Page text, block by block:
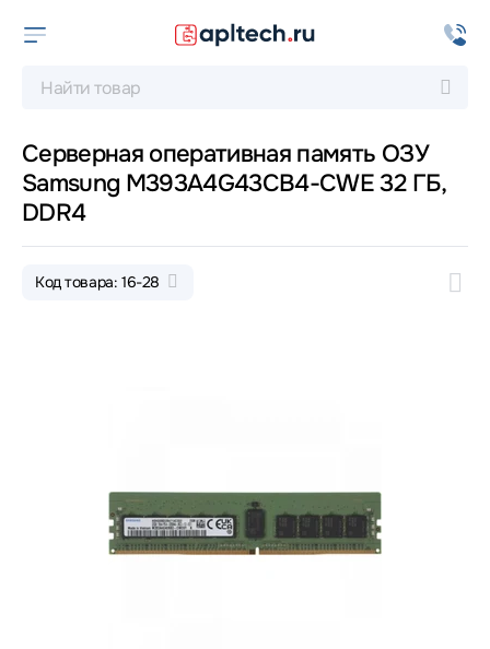
Серверная оперативная память ОЗУ
Samsung M393A4G43CB4-CWE 32 ГБ,
DDR4
Код товара: 16-28